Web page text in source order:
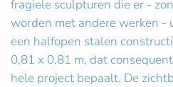
fragiele sculpturen die er -
worden met andere werken -
een halfopen stalen
0,81 x 0,81 m, dat
hele project bepaalt. De